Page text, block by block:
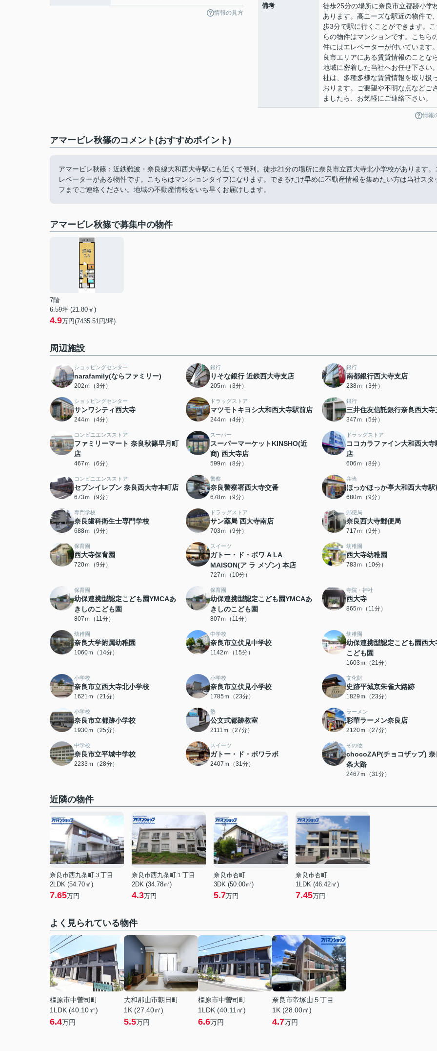
情報の見方
備考
徒歩25分の場所に奈良市立都跡小学
あります。高ニーズな駅近の物件で
歩3分で駅に行くことができます。
らの物件はマンションです。こちら
件にはエレベーターが付いています
良市エリアにある賃貸情報のことな
地域に密着した当社へお任せ下さい
社は、多種多様な賃貸情報を取り扱
おります。ご要望や不明な点などご
ましたら、お気軽にご連絡下さい。
情報
アマービレ秋篠のコメント(おすすめポイント)
アマービレ秋篠：近鉄難波・奈良線大和西大寺駅にも近くて便利。徒歩21分の場所に奈良市立西大寺北小学校があります。
レベーターがある物件です。こちらはマンションタイプになります。できるだけ早めに不動産情報を集めたい方は当社スタ
フまでご連絡ください。地域の不動産情報をいち早くお届けします。
アマービレ秋篠で募集中の物件
7階
6.59坪 (21.80㎡)
4.9万円(7435.51円/坪)
周辺施設
ショッピングセンター
narafamily(ならファミリー)
202ｍ（3分）
銀行
りそな銀行 近鉄西大寺支店
205ｍ（3分）
銀行
南都銀行西大寺支店
238ｍ（3分）
ショッピングセンター
サンワシティ西大寺
244ｍ（4分）
ドラッグストア
マツモトキヨシ大和西大寺駅前店
244ｍ（4分）
銀行
三井住友信託銀行奈良西大寺
347ｍ（5分）
コンビニエンスストア
ファミリーマート 奈良秋篠早月町
店
467ｍ（6分）
スーパー
スーパーマーケットKINSHO(近
商) 西大寺店
599ｍ（8分）
ドラッグストア
ココカラファイン大和西大寺
店
606ｍ（8分）
コンビニエンスストア
セブンイレブン 奈良西大寺本町店
673ｍ（9分）
警察
奈良警察署西大寺交番
678ｍ（9分）
弁当
ほっかほっか亭大和西大寺駅
680ｍ（9分）
専門学校
奈良歯科衛生士専門学校
688ｍ（9分）
ドラッグストア
サン薬局 西大寺南店
703ｍ（9分）
郵便局
奈良西大寺郵便局
717ｍ（9分）
保育園
西大寺保育園
720ｍ（9分）
スイーツ
ガトー・ド・ボワ A LA
MAISON(ア ラ メゾン) 本店
727ｍ（10分）
幼稚園
西大寺幼稚園
783ｍ（10分）
保育園
幼保連携型認定こども園YMCAあ
きしのこども園
807ｍ（11分）
保育園
幼保連携型認定こども園YMCAあ
きしのこども園
807ｍ（11分）
寺院・神社
西大寺
865ｍ（11分）
幼稚園
奈良大学附属幼稚園
1060ｍ（14分）
中学校
奈良市立伏見中学校
1142ｍ（15分）
幼稚園
幼保連携型認定こども園西大
こども園
1603ｍ（21分）
小学校
奈良市立西大寺北小学校
1621ｍ（21分）
小学校
奈良市立伏見小学校
1785ｍ（23分）
文化財
史跡平城京朱雀大路跡
1829ｍ（23分）
小学校
奈良市立都跡小学校
1930ｍ（25分）
塾
公文式都跡教室
2111ｍ（27分）
ラーメン
彩華ラーメン奈良店
2120ｍ（27分）
中学校
奈良市立平城中学校
2233ｍ（28分）
スイーツ
ガトー・ド・ボワラボ
2407ｍ（31分）
その他
chocoZAP(チョコザップ) 奈
条大路
2467ｍ（31分）
近隣の物件
奈良市西九条町３丁目
2LDK (54.70㎡)
7.65万円
奈良市西九条町１丁目
2DK (34.78㎡)
4.3万円
奈良市杏町
3DK (50.00㎡)
5.7万円
奈良市杏町
1LDK (46.42㎡)
7.45万円
よく見られている物件
橿原市中曽司町
1LDK (40.10㎡)
6.4万円
大和郡山市朝日町
1K (27.40㎡)
5.5万円
橿原市中曽司町
1LDK (40.11㎡)
6.6万円
奈良市帝塚山５丁目
1K (28.00㎡)
4.7万円